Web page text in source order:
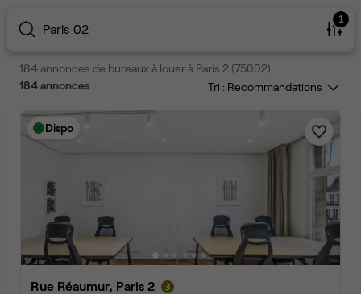
Paris 02
1
184 annonces de bureaux à louer à Paris 2 (75002)
184annonces Tri :
Dispo
Rue Réaumur, Paris 2